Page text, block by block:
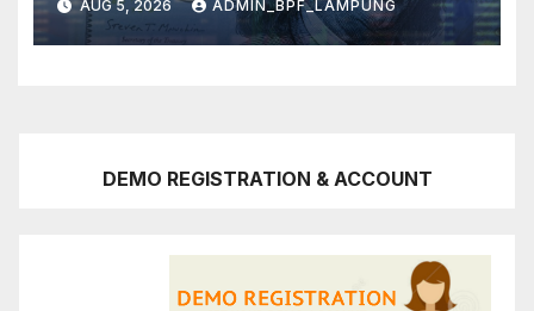
AUG 5, 2026 ADMIN_BPF_LAMPUNG
DEMO REGISTRATION & ACCOUNT